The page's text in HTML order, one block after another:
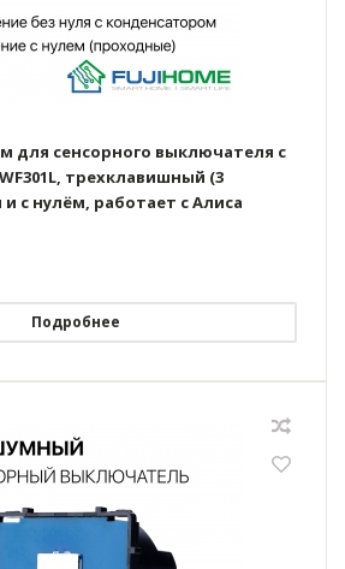
для сенсорного выключателя с
трехклавишный (3
и с нулём, работает с Алиса
Подробнее